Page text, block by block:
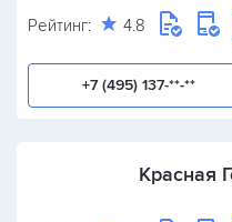
Рейтинг: 4.8
+7 (495) 137-**-**
Красная